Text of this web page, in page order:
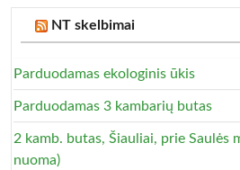
NT skelbimai
Parduodamas ekologinis ūkis
Parduodamas 3 kambarių butas
2 kamb. butas, Šiauliai, prie Saulės
nuoma)